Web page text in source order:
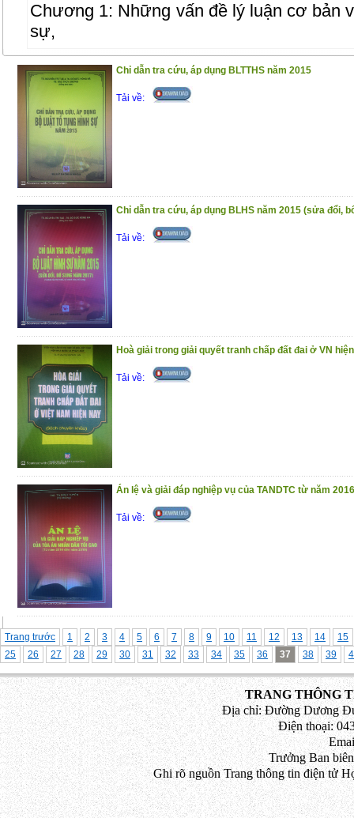
Chương 1: Những vấn đề lý luận cơ bản
sự,
Chương 2: Thực trạng giải thích pháp
Chương 3: Một số giải pháp tăng cường
thức pháp luật hình sự ở Việt Nam
(2/12/2020)
Chỉ dẫn tra cứu, áp dụng BLTTHS năm 2015
Tải về:
Chỉ dẫn tra cứu, áp dụng BLHS năm 2015 (sửa đổi,
Tải về:
Hoà giải trong giải quyết tranh chấp đất đai ở VN
Tải về:
Án lệ và giải đáp nghiệp vụ của TANDTC từ năm
Tải về:
Trang trước 1 2 3 4 5 6 7 8 9 10 11 12 13 14
15
25
26 27 28 29 30 31 32 33 34 35 36 37 38 39
TRANG THÔNG
Địa chỉ: Đường Dương
Điện thoại:
Trưởng Ban
Ghi rõ nguồn Trang thông tin điện tử